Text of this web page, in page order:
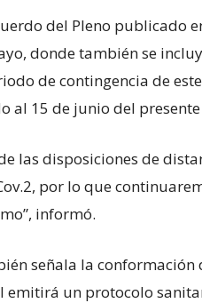
del Pleno publicado
donde también se
de contingencia de
al 15 de junio del presente
las disposiciones de
por lo que
informó.
señala la conformación
emitirá un protocolo